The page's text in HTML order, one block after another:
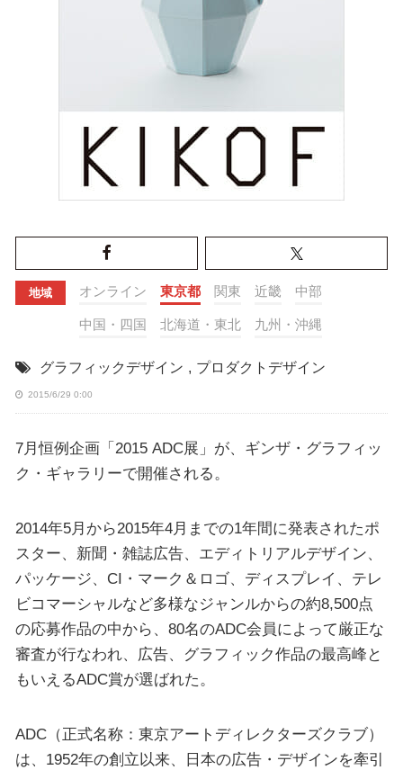
地域 オンライン 東京都 関東 近畿 中部
中国・四国 北海道・東北 九州・沖縄
グラフィックデザイン , プロダクトデザイン
2015/6/29 0:00
7月恒例企画「2015 ADC展」が、ギンザ・グラフィッ
ク・ギャラリーで開催される。
2014年5月から2015年4月までの1年間に発表されたポ
スター、新聞・雑誌広告、エディトリアルデザイン、
パッケージ、CI・マーク＆ロゴ、ディスプレイ、テレ
ビコマーシャルなど多様なジャンルからの約8,500点
の応募作品の中から、80名のADC会員によって厳正な
審査が行なわれ、広告、グラフィック作品の最高峰と
もいえるADC賞が選ばれた。
ADC（正式名称：東京アートディレクターズクラブ）
は、1952年の創立以来、日本の広告・デザインを牽引